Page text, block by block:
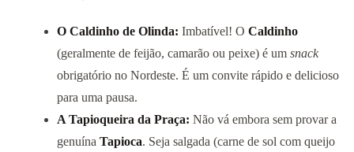
O Caldinho de Olinda: Imbatível! O Caldinho
(geralmente de feijão, camarão ou peixe) é um snack
obrigatório no Nordeste. É um convite rápido e delicioso
para uma pausa.
A Tapioqueira da Praça: Não vá embora sem provar a
genuína Tapioca. Seja salgada (carne de sol com queijo